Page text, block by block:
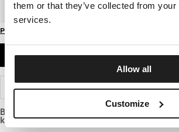
them or that they’ve collected from your
services.
Allow all
Customize
XS S M L XL
Przewodnik po rozmiarach
DODAJ DO KOSZYKA
WYSYŁKA I ZWROTY
Bawełniany T-shirt o standardowej
kroju.